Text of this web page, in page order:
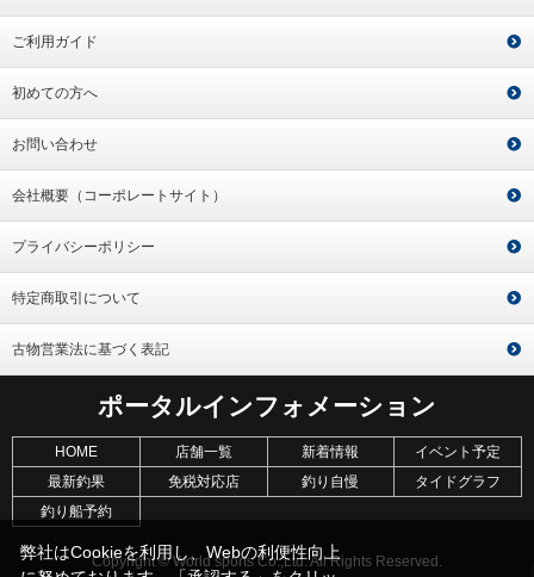
ご利用ガイド
初めての方へ
お問い合わせ
会社概要（コーポレートサイト）
プライバシーポリシー
特定商取引について
古物営業法に基づく表記
ポータルインフォメーション
HOME 店舗一覧 新着情報
イベント予定
最新釣果
免税対応店 釣り自慢
タイドグラフ
釣り船予約
Copyright © World sports Co.,Ltd. All Rights Reserved.
弊社はCookieを利用し、Webの利便性向上